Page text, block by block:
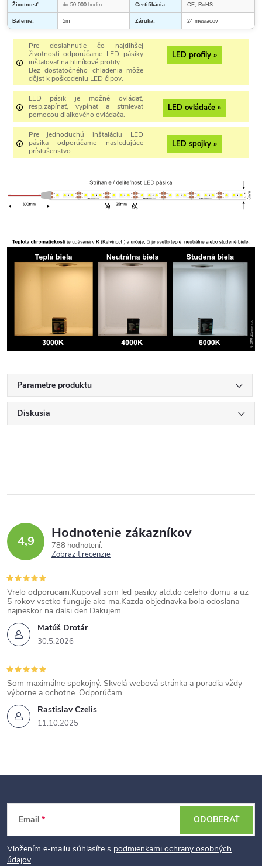
Životnosť: do 50 000 hodín Certifikácia: CE, RoHS
Balenie: 5m Záruka: 24 mesiacov
Pre dosiahnutie čo najdlhšej
životnosti odporúčame LED pásiky
inštalovať na hliníkové profily.
Bez dostatočného chladenia môže
dôjsť k poškodeniu LED čipov.
LED profily »
LED pásik je možné ovládať,
resp.zapínať, vypínať a stmievať
pomocou diaľkového ovládača.
LED ovládače »
Pre jednoduchú inštaláciu LED
pásika odporúčame nasledujúce
príslušenstvo.
LED spojky »
Parametre produktu
Diskusia
4,9 Hodnotenie zákazníkov
788 hodnotení
Zobraziť recenzie
Matúš Drotár
30.5.2026
Vrelo odporucam.Kupoval som led pasiky atd.do celeho domu a uz
5 rokov vsetko funguje ako ma.Kazda objednavka bola odoslana
najneskor na dalsi den.Dakujem
Rastislav Czelis
11.10.2025
Som maximálne spokojný. Skvelá webová stránka a poradia vždy
výborne a ochotne. Odporúčam.
Email
Vložením e-mailu súhlasíte s podmienkami ochrany osobných
údajov
ODOBERAŤ